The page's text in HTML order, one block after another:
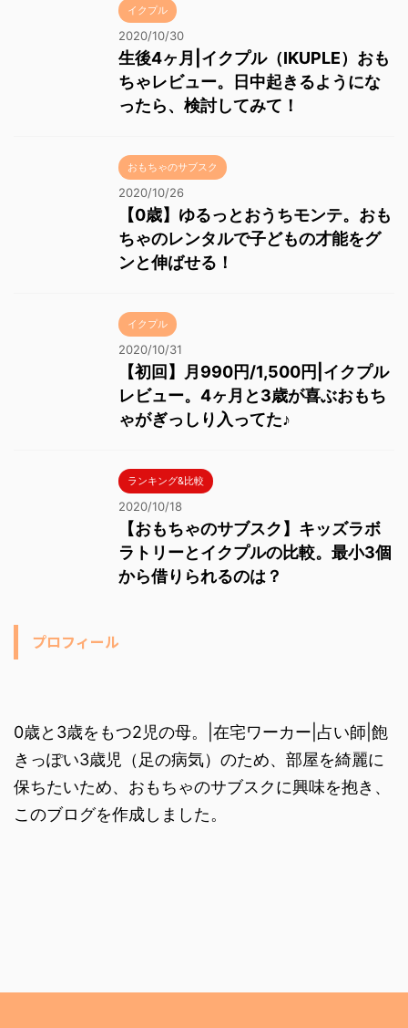
イクプル
2020/10/30
生後4ヶ月|イクプル（IKUPLE）おも
ちゃレビュー。日中起きるようにな
ったら、検討してみて！
おもちゃのサブスク
2020/10/26
【0歳】ゆるっとおうちモンテ。おも
ちゃのレンタルで子どもの才能をグ
ンと伸ばせる！
イクプル
2020/10/31
【初回】月990円/1,500円|イクプル
レビュー。4ヶ月と3歳が喜ぶおもち
ゃがぎっしり入ってた♪
ランキング&比較
2020/10/18
【おもちゃのサブスク】キッズラボ
ラトリーとイクプルの比較。最小3個
から借りられるのは？
プロフィール
0歳と3歳をもつ2児の母。|在宅ワーカー|占い師|飽
きっぽい3歳児（足の病気）のため、部屋を綺麗に
保ちたいため、おもちゃのサブスクに興味を抱き、
このブログを作成しました。